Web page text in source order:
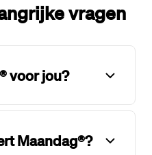
vragen
voor jou?
Maandag®?